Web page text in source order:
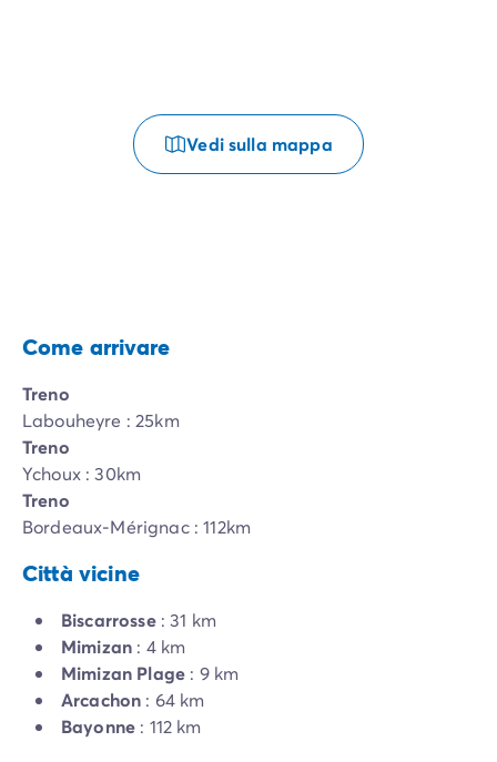
Vedi sulla mappa
Come arrivare
Treno
Labouheyre : 25km
Treno
Ychoux : 30km
Treno
Bordeaux-Mérignac : 112km
Città vicine
Biscarrosse: 31 km
Mimizan : 4 km
Mimizan Plage : 9 km
Arcachon : 64 km
Bayonne : 112 km